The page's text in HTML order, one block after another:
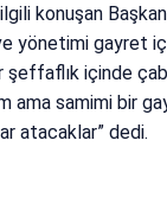
konuşan
yönetimi gayret
şeffaflık içinde
ama samimi bir
atacaklar” dedi.